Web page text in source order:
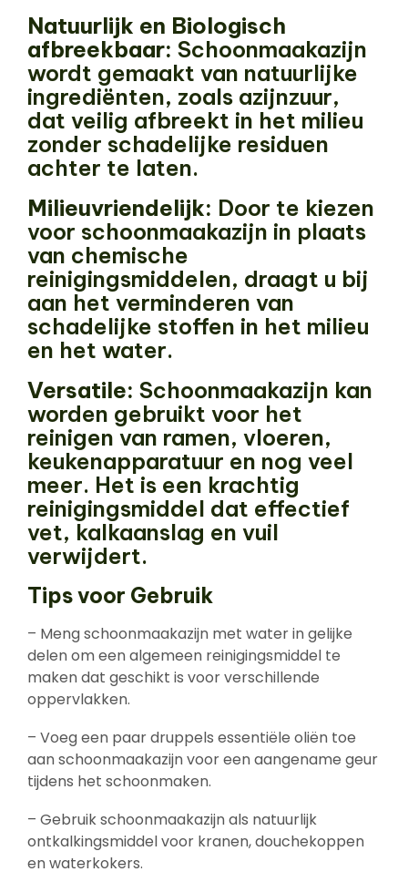
Natuurlijk en Biologisch
afbreekbaar: Schoonmaakazijn
wordt gemaakt van natuurlijke
ingrediënten, zoals azijnzuur,
dat veilig afbreekt in het milieu
zonder schadelijke residuen
achter te laten.
Milieuvriendelijk: Door te kiezen
voor schoonmaakazijn in plaats
van chemische
reinigingsmiddelen, draagt u bij
aan het verminderen van
schadelijke stoffen in het milieu
en het water.
Versatile: Schoonmaakazijn kan
worden gebruikt voor het
reinigen van ramen, vloeren,
keukenapparatuur en nog veel
meer. Het is een krachtig
reinigingsmiddel dat effectief
vet, kalkaanslag en vuil
verwijdert.
Tips voor Gebruik
– Meng schoonmaakazijn met water in gelijke
delen om een algemeen reinigingsmiddel te
maken dat geschikt is voor verschillende
oppervlakken.
– Voeg een paar druppels essentiële oliën toe
aan schoonmaakazijn voor een aangename geur
tijdens het schoonmaken.
– Gebruik schoonmaakazijn als natuurlijk
ontkalkingsmiddel voor kranen, douchekoppen
en waterkokers.